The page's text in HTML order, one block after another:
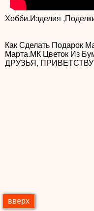
Хобби.Изделия
Как Сделать Подарок
Марта.МК Цветок Из
вверх